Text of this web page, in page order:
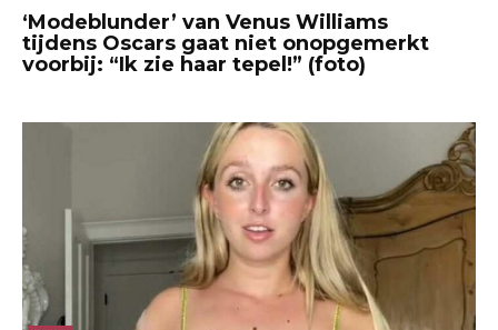
‘Modeblunder’ van Venus Williams
tijdens Oscars gaat niet onopgemerkt
voorbij: “Ik zie haar tepel!” (foto)